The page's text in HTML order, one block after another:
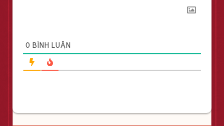
0 BÌNH LUẬN